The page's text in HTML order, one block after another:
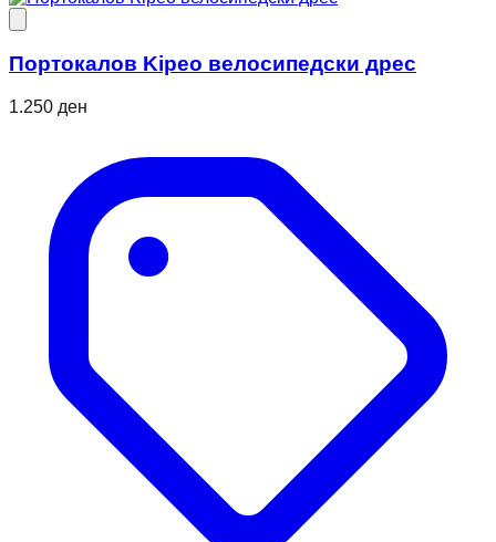
Портокалов Kipeo велосипедски дрес
1.250 ден